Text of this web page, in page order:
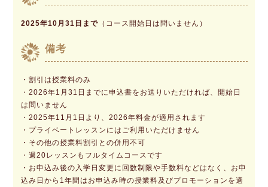
2025年10月31日まで（コース開始日は問いません）
備考
・割引は授業料のみ
・2026年1月31日までに申込書をお送りいただければ、開始日
は問いません
・2025年11月1日より、2026年料金が適用されます
・プライベートレッスンにはご利用いただけません
・その他の授業料割引との併用不可
・週20レッスンもフルタイムコースです
・お申込み後の入学日変更に回数制限や手数料などはなく、お申
込み日から1年間はお申込み時の授業料及びプロモーションを適